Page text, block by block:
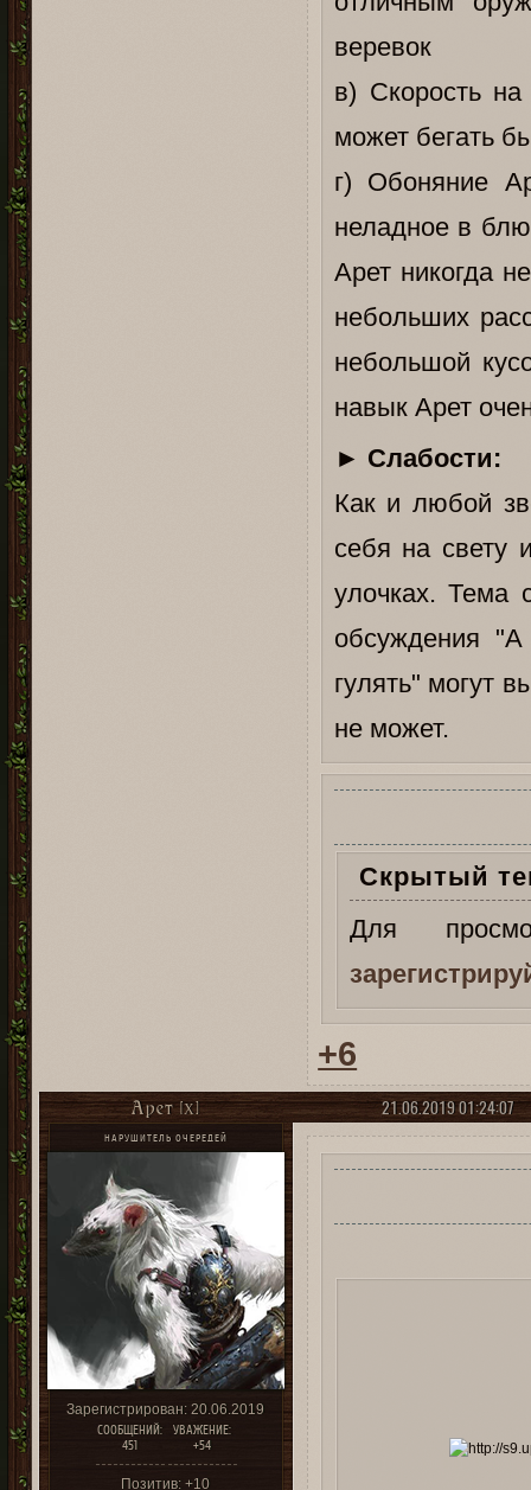
веревок
в) Скорость
может бегать
г) Обоняние
неладное в
Арет никогда
небольших
небольшой
навык Арет
► Слабости:
Как и любой
себя на свету
улочках. Тема
обсуждения
гулять" могут
не может.
Скрытый
Для
+6
21.06.2019 01:24:07
Арет [X]
НАРУШИТЕЛЬ ОЧЕРЕДЕЙ
Зарегистрирован: 20.06.2019
СООБЩЕНИЙ:
451
УВАЖЕНИЕ:
+54
Позитив: +10